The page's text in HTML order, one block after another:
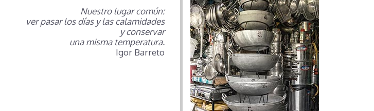
Nuestro lugar común:
ver pasar los días y las calamidades
y conservar
una misma temperatura.
Igor Barreto